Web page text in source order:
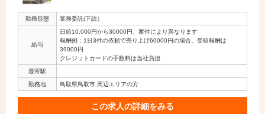
勤務形態 業務委託(下請）
給与
日給10,000円から30000円、案件により異なります
報酬例：1日3件の依頼で売り上げ60000円の場合、受取報酬は
39000円
クレジットカードの手数料は当社負担
最寄駅
勤務地
鳥取県鳥取市 周辺エリアの方
この求人の詳細をみる